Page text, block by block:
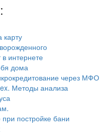
в интернете
дома
через МФО
Методы анализа
постройке бани